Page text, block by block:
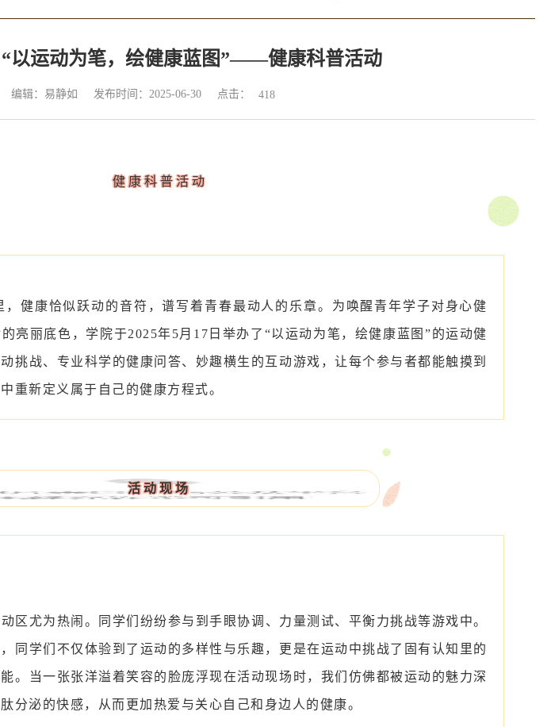
“以运动为笔，绘健康蓝图”——健康科普活动
编辑：易静如 发布时间：2025-06-30 点击： 418
健康科普活动
健康恰似跃动的音符，谱写着青春最动人的乐章。为唤醒青年学子对身心健
亮丽底色，学院于2025年5月17日举办了“以运动为笔，绘健康蓝图”的运动健
挑战、专业科学的健康问答、妙趣横生的互动游戏，让每个参与者都能触摸到
重新定义属于自己的健康方程式。
活动现场
区尤为热闹。同学们纷纷参与到手眼协调、力量测试、平衡力挑战等游戏中。
同学们不仅体验到了运动的多样性与乐趣，更是在运动中挑战了固有认知里的
。当一张张洋溢着笑容的脸庞浮现在活动现场时，我们仿佛都被运动的魅力深
分泌的快感，从而更加热爱与关心自己和身边人的健康。